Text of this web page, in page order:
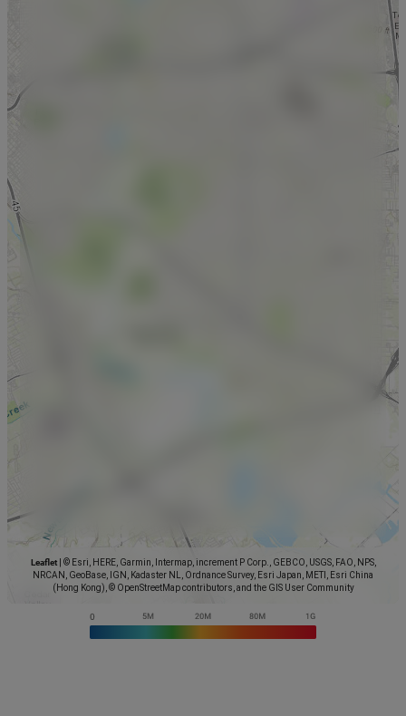
Leaflet
© Esri, HERE, Garmin, Intermap, increment P Corp., GEBCO, USGS, FAO, NPS,
NRCAN, GeoBase, IGN, Kadaster NL, Ordnance Survey, Esri Japan, METI, Esri China
(Hong Kong), © OpenStreetMap contributors, and the GIS User Community